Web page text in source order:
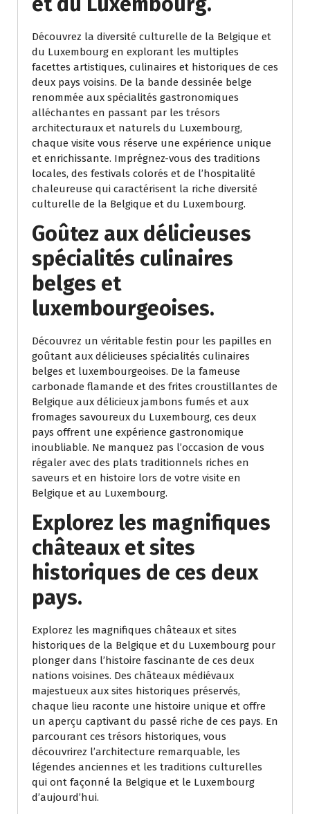
Découvrez la diversité culturelle de la Belgique et
du Luxembourg en explorant les multiples
facettes artistiques, culinaires et historiques de ces
deux pays voisins. De la bande dessinée belge
renommée aux spécialités gastronomiques
alléchantes en passant par les trésors
architecturaux et naturels du Luxembourg,
chaque visite vous réserve une expérience unique
et enrichissante. Imprégnez-vous des traditions
locales, des festivals colorés et de l’hospitalité
chaleureuse qui caractérisent la riche diversité
culturelle de la Belgique et du Luxembourg.
Goûtez aux délicieuses
spécialités culinaires
belges et
luxembourgeoises.
Découvrez un véritable festin pour les papilles en
goûtant aux délicieuses spécialités culinaires
belges et luxembourgeoises. De la fameuse
carbonade flamande et des frites croustillantes de
Belgique aux délicieux jambons fumés et aux
fromages savoureux du Luxembourg, ces deux
pays offrent une expérience gastronomique
inoubliable. Ne manquez pas l’occasion de vous
régaler avec des plats traditionnels riches en
saveurs et en histoire lors de votre visite en
Belgique et au Luxembourg.
Explorez les magnifiques
châteaux et sites
historiques de ces deux
pays.
Explorez les magnifiques châteaux et sites
historiques de la Belgique et du Luxembourg pour
plonger dans l’histoire fascinante de ces deux
nations voisines. Des châteaux médiévaux
majestueux aux sites historiques préservés,
chaque lieu raconte une histoire unique et offre
un aperçu captivant du passé riche de ces pays. En
parcourant ces trésors historiques, vous
découvrirez l’architecture remarquable, les
légendes anciennes et les traditions culturelles
qui ont façonné la Belgique et le Luxembourg
d’aujourd’hui.